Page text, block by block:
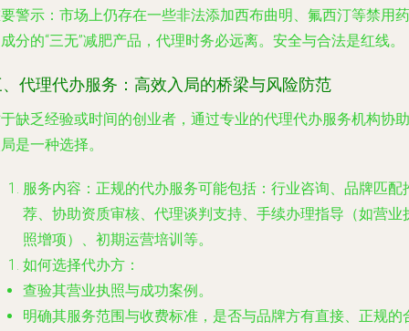
警示 ：市场上仍存在一些非法添加西布曲明、氟西汀等禁用药
分的“三无”减肥产品，代理时务必远离。安全与合法是红线。
代理代办服务：高效入局的桥梁与风险防范
缺乏经验或时间的创业者，通过专业的代理代办服务机构协助
是一种选择。
服务内容 ：正规的代办服务可能包括：行业咨询、品牌匹配
荐、协助资质审核、代理谈判支持、手续办理指导（如营业
照增项）、初期运营培训等。
如何选择代办方 ：
查验其营业执照与成功案例。
明确其服务范围与收费标准，是否与品牌方有直接、正规的